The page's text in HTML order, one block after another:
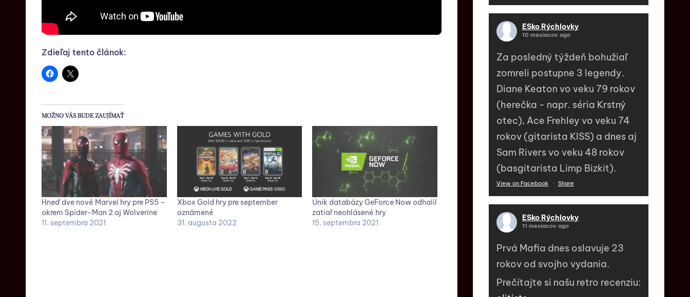
Zdieľaj tento článok:
MOŽNO VÁS BUDE ZAUJÍMAŤ
Hneď dve nové Marvel hry pre PS5 –
okrem Spider-Man 2 aj Wolverine
11. septembra 2021
Xbox Gold hry pre september
oznámené
31. augusta 2022
Únik databázy GeForce Now odhalil
zatiaľ neohlásené hry
15. septembra 2021
ESko Rýchlovky
10 mesiacov ago
Za posledný týždeň bohužiaľ
zomreli postupne 3 legendy.
Diane Keaton vo veku 79 rokov
(herečka - napr. séria Krstný
otec), Ace Frehley vo veku 74
rokov (gitarista KISS) a dnes aj
Sam Rivers vo veku 48 rokov
(basgitarista Limp Bizkit).
View on Facebook · Share
ESko Rýchlovky
11 mesiacov ago
Prvá Mafia dnes oslavuje 23
rokov od svojho vydania.
Prečítajte si našu retro recenziu: